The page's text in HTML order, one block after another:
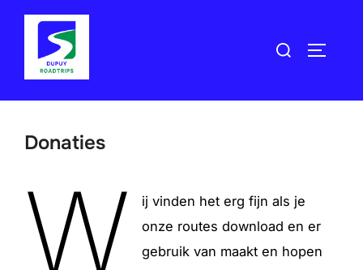
inhoud
Zoek
Donaties
W
ij vinden het erg fijn als je
onze routes download en er
gebruik van maakt en hopen